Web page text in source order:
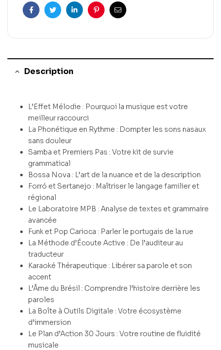
FacebookTwitterLinkedinPinterestEmail
Description
L’Effet Mélodie : Pourquoi la musique est votre
meilleur raccourci
La Phonétique en Rythme : Dompter les sons nasaux
sans douleur
Samba et Premiers Pas : Votre kit de survie
grammatical
Bossa Nova : L’art de la nuance et de la description
Forró et Sertanejo : Maîtriser le langage familier et
régional
Le Laboratoire MPB : Analyse de textes et grammaire
avancée
Funk et Pop Carioca : Parler le portugais de la rue
La Méthode d’Écoute Active : De l’auditeur au
traducteur
Karaoké Thérapeutique : Libérer sa parole et son
accent
L’Âme du Brésil : Comprendre l’histoire derrière les
paroles
La Boîte à Outils Digitale : Votre écosystème
d’immersion
Le Plan d’Action 30 Jours : Votre routine de fluidité
musicale